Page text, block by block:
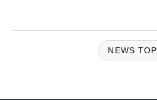
NEWS TOP